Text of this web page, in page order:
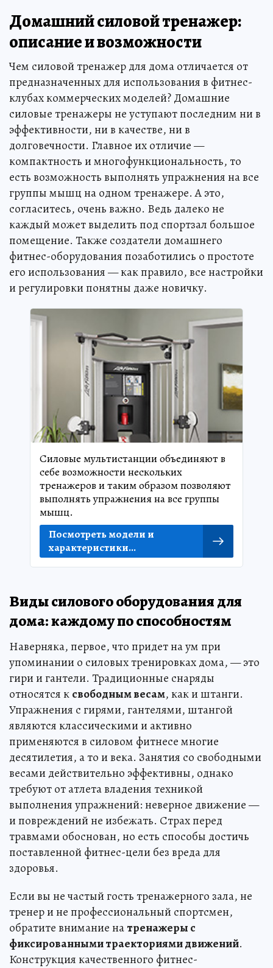
Домашний силовой тренажер:
описание и возможности
Чем силовой тренажер для дома отличается от
предназначенных для использования в фитнес-
клубах коммерческих моделей? Домашние
силовые тренажеры не уступают последним ни в
эффективности, ни в качестве, ни в
долговечности. Главное их отличие —
компактность и многофункциональность, то
есть возможность выполнять упражнения на все
группы мышц на одном тренажере. А это,
согласитесь, очень важно. Ведь далеко не
каждый может выделить под спортзал большое
помещение. Также создатели домашнего
фитнес-оборудования позаботились о простоте
его использования — как правило, все настройки
и регулировки понятны даже новичку.
Силовые мультистанции объединяют в
себе возможности нескольких
тренажеров и таким образом позволяют
выполнять упражнения на все группы
мышц.
Посмотреть модели и
характеристики...
Виды силового оборудования для
дома: каждому по способностям
Наверняка, первое, что придет на ум при
упоминании о силовых тренировках дома, — это
гири и гантели. Традиционные снаряды
относятся ксвободным весам, как и штанги.
Упражнения с гирями, гантелями, штангой
являются классическими и активно
применяются в силовом фитнесе многие
десятилетия, а то и века. Занятия со свободными
весами действительно эффективны, однако
требуют от атлета владения техникой
выполнения упражнений: неверное движение —
и повреждений не избежать. Страх перед
травмами обоснован, но есть способы достичь
поставленной фитнес-цели без вреда для
здоровья.
Если вы не частый гость тренажерного зала, не
тренер и не профессиональный спортсмен,
обратите внимание натренажеры с
фиксированными траекториями движений.
Конструкция качественного фитнес-